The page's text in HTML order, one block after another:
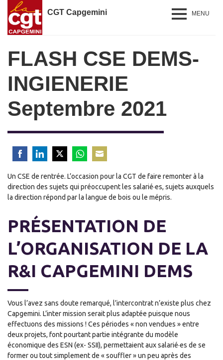
CGT Capgemini MENU
FLASH CSE DEMS-
INGIENERIE
Septembre 2021
on
Facebook
on
LinkedIn
on
Twitter
on
WhatsApp
on
Email
Un CSE de rentrée. L’occasion pour la CGT de faire remonter à la
direction des sujets qui préoccupent les salarié·es, sujets auxquels
la direction répond par la langue de bois ou le mépris.
PRÉSENTATION DE
L’ORGANISATION DE LA
R&I CAPGEMINI DEMS
Vous l’avez sans doute remarqué, l’intercontrat n’existe plus chez
Capgemini. L’inter mission serait plus adaptée puisque nous
effectuons des missions ! Ces périodes « non vendues » entre
deux projets, font pourtant partie intégrante du modèle
économique des ESN (ex- SSII), permettaient aux salarié·es de se
former ou tout simplement de « souffler » un peu après des